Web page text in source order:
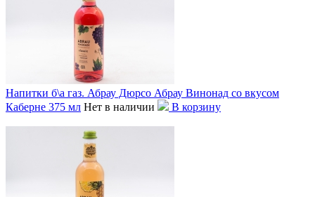
Напитки б\а газ. Абрау Дюрсо Абрау Винонад со вкусом
Каберне 375 мл Нет в наличии В корзину